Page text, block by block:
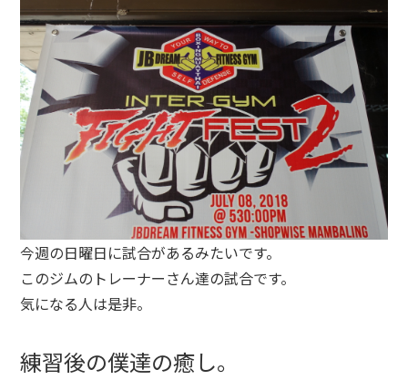
今週の日曜日に試合があるみたいです。
このジムのトレーナーさん達の試合です。
気になる人は是非。
練習後の僕達の癒し。